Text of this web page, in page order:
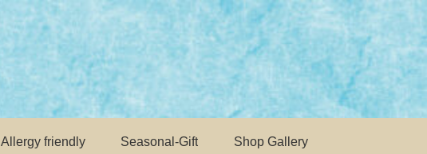
Allergy friendly Seasonal-Gift Shop Gallery